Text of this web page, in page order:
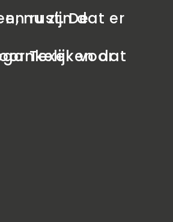
rust. De
voor
nu zijn dat er
Texel en dat